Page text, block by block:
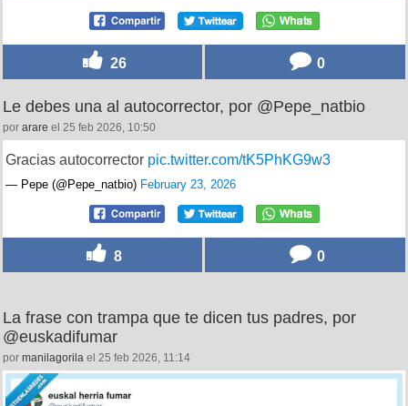
26 0
Le debes una al autocorrector, por @Pepe_natbio
por arare el 25 feb 2026, 10:50
Gracias autocorrector pic.twitter.com/tK5PhKG9w3
— Pepe (@Pepe_natbio) February 23, 2026
8 0
La frase con trampa que te dicen tus padres, por
@euskadifumar
por manilagorila el 25 feb 2026, 11:14